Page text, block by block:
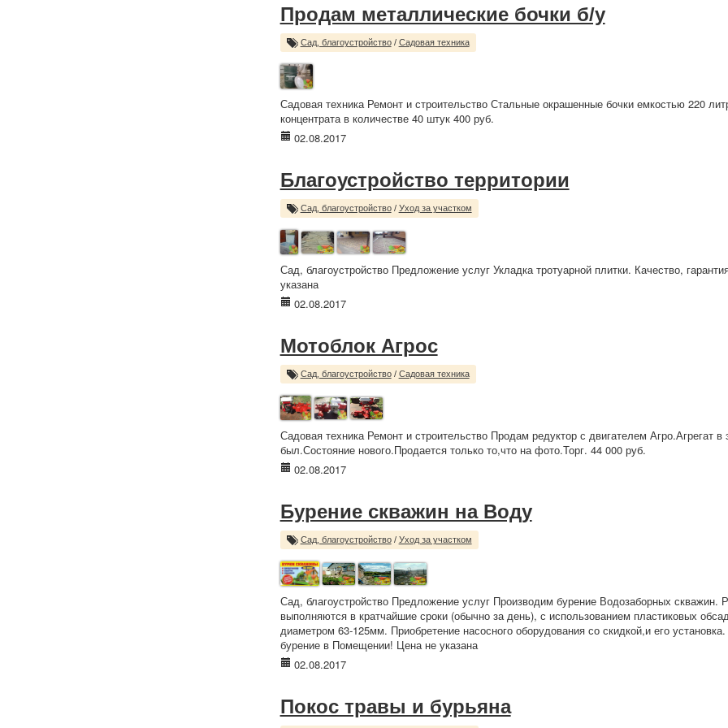
Продам металлические бочки б/у
Сад, благоустройство/ Садовая техника
Садовая техника Ремонт и строительство Стальные окрашенные бочки емкостью 220
концентрата в количестве 40 штук 400 руб.
02.08.2017
Благоустройство территории
Сад, благоустройство/ Уход за участком
Сад, благоустройство Предложение услуг Укладка тротуарной плитки. Качество,
указана
02.08.2017
Мотоблок Агрос
Сад, благоустройство/ Садовая техника
Садовая техника Ремонт и строительство Продам редуктор с двигателем Агро.Агрегат в
был.Состояние нового.Продается только то,что на фото.Торг. 44 000 руб.
02.08.2017
Бурение скважин на Воду
Сад, благоустройство/ Уход за участком
Сад, благоустройство Предложение услуг Производим бурение Водозаборных скважин.
выполняются в кратчайшие сроки (обычно за день), с использованием пластиковых
диаметром 63-125мм. Приобретение насосного оборудования со скидкой,и его
бурение в Помещении! Цена не указана
02.08.2017
Покос травы и бурьяна